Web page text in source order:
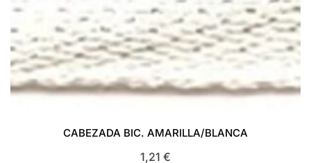
CABEZADA BIC. AMARILLA/BLANCA
1,21 €